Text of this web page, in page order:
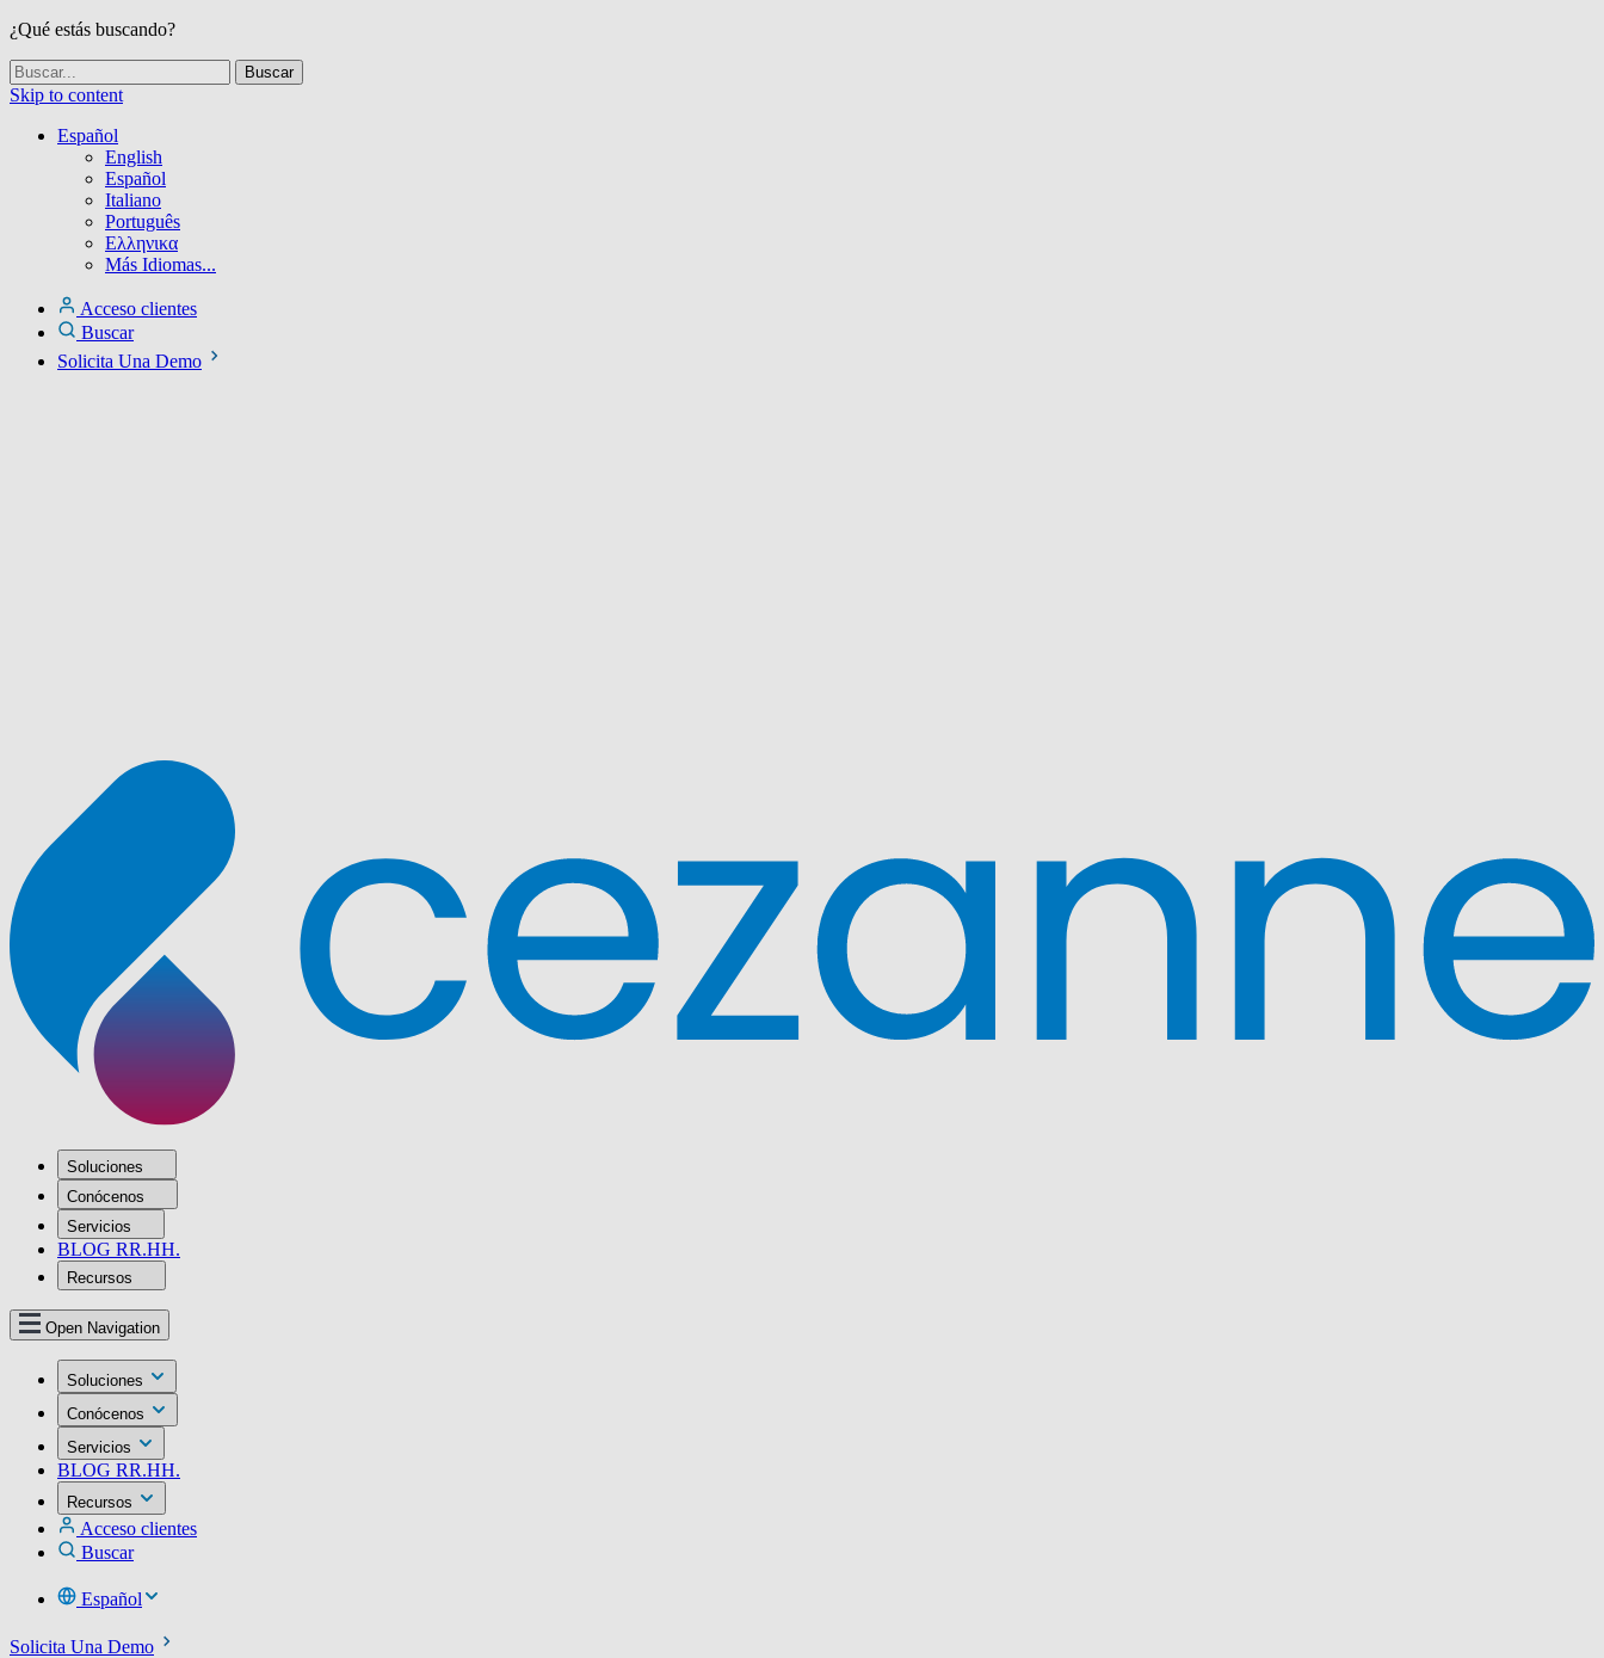
¿Qué estás buscando?
Skip to content
Español
English
Español
Italiano
Português
Ελληνικα
Más Idiomas...
Acceso clientes
Buscar
Solicita Una Demo
Soluciones
Conócenos
Servicios
BLOG RR.HH.
Recursos
Open Navigation
Soluciones
Conócenos
Servicios
BLOG RR.HH.
Recursos
Acceso clientes
Buscar
Español
Solicita Una Demo